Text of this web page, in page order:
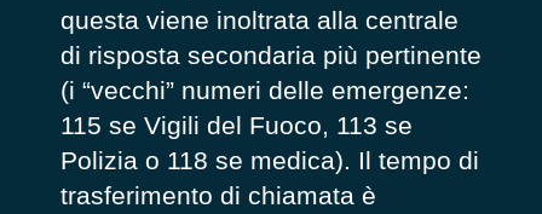
questa viene inoltrata alla centrale
di risposta secondaria più pertinente
(i “vecchi” numeri delle emergenze:
115 se Vigili del Fuoco, 113 se
Polizia o 118 se medica). Il tempo di
trasferimento di chiamata è